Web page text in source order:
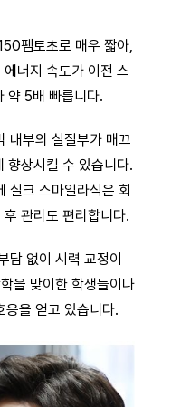
펨토초로 매우 짧아,
너지 속도가 이전 스
약 5배 빠릅니다.
내부의 실질부가 매끄
향상시킬 수 있습니다.
실크 스마일라식은 회
관리도 편리합니다.
담 없이 시력 교정이
을 맞이한 학생들이나
응을 얻고 있습니다.